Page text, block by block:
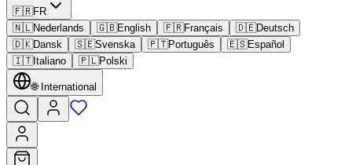
🇫🇷FR
🇳🇱Nederlands 🇬🇧English 🇫🇷Français 🇩🇪Deutsch
🇩🇰Dansk 🇸🇪Svenska 🇵🇹Português 🇪🇸Español
🇮🇹Italiano 🇵🇱Polski
🌐 International